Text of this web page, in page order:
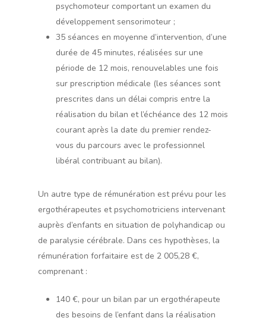
psychomoteur comportant un examen du
développement sensorimoteur ;
35 séances en moyenne d’intervention, d’une
durée de 45 minutes, réalisées sur une
période de 12 mois, renouvelables une fois
sur prescription médicale (les séances sont
prescrites dans un délai compris entre la
réalisation du bilan et l’échéance des 12 mois
courant après la date du premier rendez-
vous du parcours avec le professionnel
libéral contribuant au bilan).
Un autre type de rémunération est prévu pour les
ergothérapeutes et psychomotriciens intervenant
auprès d’enfants en situation de polyhandicap ou
de paralysie cérébrale. Dans ces hypothèses, la
rémunération forfaitaire est de 2 005,28 €,
comprenant :
140 €, pour un bilan par un ergothérapeute
des besoins de l’enfant dans la réalisation